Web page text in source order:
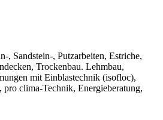
, Sandstein-, Putzarbeiten, Estriche,
Trockenbau. Lehmbau,
mit Einblastechnik (isofloc),
clima-Technik, Energieberatung,